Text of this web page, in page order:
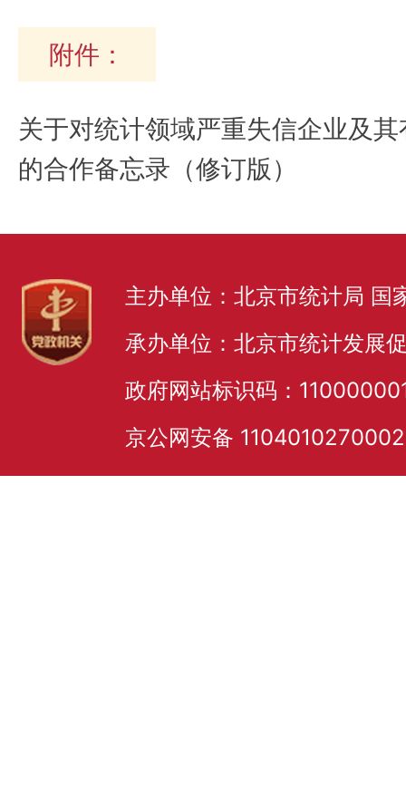
附件：
关于对统计领域严重失信企业及
的合作备忘录（修订版）
主办单位：北京市统计局 国
承办单位：北京市统计发展
政府网站标识码：
京公网安备